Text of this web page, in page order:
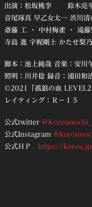
出演：松坂桃李 鈴木亮
音尾琢真 早乙女太一 渋川
斎藤 工 ・ 中村梅雀 ・ 滝
寺島 進 宇梶剛士 かた
脚本：池上純哉 音楽：安
照明：川井稔 録音：浦田和
©2021「孤狼の血 LEVEL2
レイティング：Ｒ－１５
公式twitter
公式Instagram
公式ＨＰ
https://